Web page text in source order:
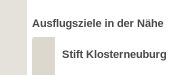
Ausflugsziele in der Nähe
Stift Klosterneuburg